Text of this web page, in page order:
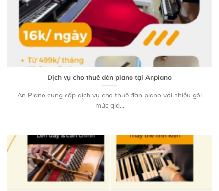
Dịch vụ cho thuê đàn piano tại Anpiano
An Piano cung cấp dịch vụ cho thuê đàn piano với nhiều gói
mức giá...